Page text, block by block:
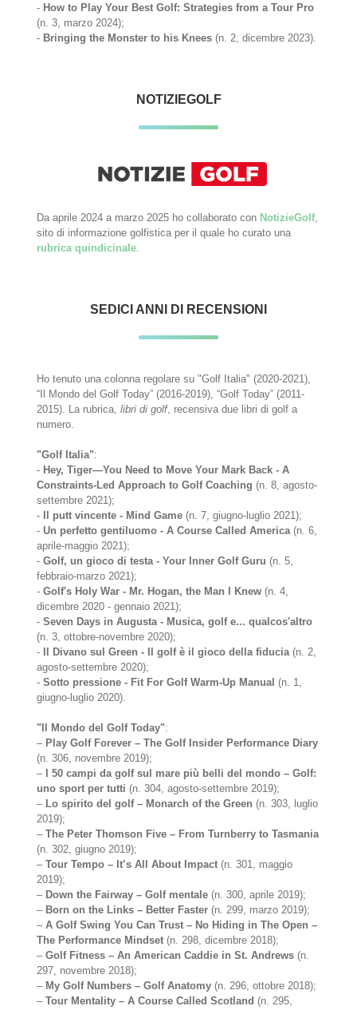
- How to Play Your Best Golf: Strategies from a Tour Pro
(n. 3, marzo 2024);
- Bringing the Monster to his Knees (n. 2, dicembre 2023).
NOTIZIEGOLF
Da aprile 2024 a marzo 2025 ho collaborato con NotizieGolf,
sito di informazione golfistica per il quale ho curato una
rubrica quindicinale
SEDICI ANNI DI RECENSIONI
Ho tenuto una colonna regolare su "Golf Italia" (2020-2021),
“Il Mondo del Golf Today” (2016-2019), “Golf Today” (2011-
2015). La rubrica,libri di golf, recensiva due libri di golf a
numero.
"Golf Italia":
- Hey, Tiger—You Need to Move Your Mark Back - A
Constraints-Led Approach to Golf Coaching (n. 8, agosto-
settembre 2021);
-
Il putt vincente - Mind Game (n. 7, giugno-luglio 2021);
-Un perfetto gentiluomo - A Course Called America(n. 6,
aprile-maggio 2021);
-Golf, un gioco di testa - Your Inner Golf Guru (n. 5,
febbraio-marzo 2021);
-Golf's Holy War - Mr. Hogan, the Man I Knew (n. 4,
dicembre 2020 - gennaio 2021);
-Seven Days in Augusta - Musica, golf e... qualcos'altro
(n. 3, ottobre-novembre 2020);
-
Il Divano sul Green - Il golf è il gioco della fiducia(n. 2,
agosto-settembre 2020);
-Sotto pressione - Fit For Golf Warm-Up Manual (n. 1,
giugno-luglio 2020).
"Il Mondo del Golf Today":
– Play Golf Forever – The Golf Insider Performance Diary
(n. 306, novembre 2019);
–
I 50 campi da golf sul mare più belli del mondo – Golf:
uno sport per tutti (n. 304, agosto-settembre 2019);
– Lo spirito del golf – Monarch of the Green (n. 303, luglio
2019);
–The Peter Thomson Five – From Turnberry to Tasmania
(n. 302, giugno 2019);
–Tour Tempo – It’s All About Impact (n. 301, maggio
2019);
– Down the Fairway – Golf mentale (n. 300, aprile 2019);
– Born on the Links – Better Faster (n. 299, marzo 2019);
–A Golf Swing You Can Trust – No Hiding in The Open –
The Performance Mindset (n. 298, dicembre 2018);
–Golf Fitness – An American Caddie in St. Andrews (n.
297, novembre 2018);
– My Golf Numbers – Golf Anatomy (n. 296, ottobre 2018);
–Tour Mentality – A Course Called Scotland (n. 295,